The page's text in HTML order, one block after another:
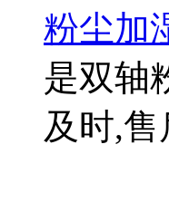
粉尘加
是双轴
及时,